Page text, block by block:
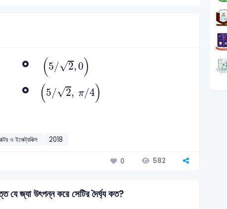
(5/√2,0)
( 0
(5/√2, π/4)
(5 π
ও ইলেক্ট্রনিক্স 2018
0 582
যে জ্যা উৎপন্ন করে সেটির দৈর্ঘ্য কত?